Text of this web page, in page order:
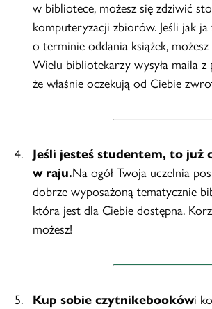
w bibliotece, możesz się zdziwić
komputeryzacji zbiorów. Jeśli jak ja
o terminie oddania książek,
Wielu bibliotekarzy wysyła maila z
że właśnie oczekują od Ciebie
Jeśli jesteś studentem, to już
w raju.Na ogół Twoja uczelnia
dobrze wyposażoną tematycznie
która jest dla Ciebie dostępna.
możesz!
Kup sobie czytnikebookówi